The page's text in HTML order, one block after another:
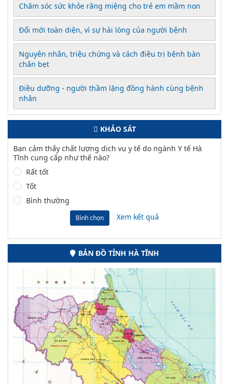
Chăm sóc sức khỏe răng miệng cho trẻ em mầm non
Đổi mới toàn diện, vì sự hài lòng của người bệnh
Nguyên nhân, triệu chứng và cách điều trị bệnh bàn
chân bẹt
Điều dưỡng - người thầm lặng đồng hành cùng bệnh
nhân
KHẢO SÁT
Bạn cảm thấy chất lượng dịch vụ y tế do ngành Y tế Hà
Tĩnh cung cấp như thế nào?
Rất tốt
Tốt
Bình thường
Bình chọn Xem kết quả
BẢN ĐỒ TỈNH HÀ TĨNH